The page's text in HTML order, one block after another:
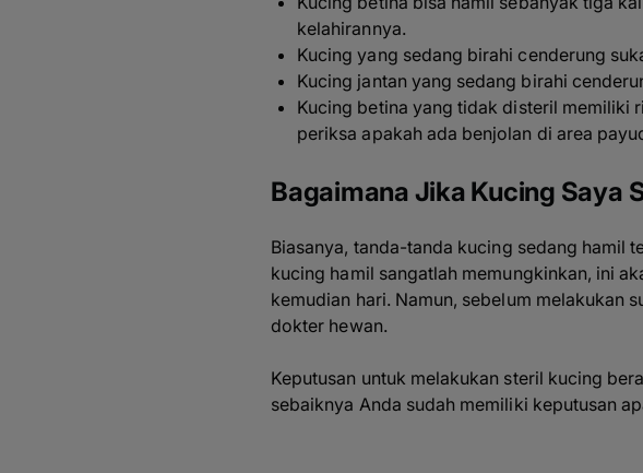
kelahirannya.
Kucing yang sedang birahi cenderung
Kucing jantan yang sedang birahi
Kucing betina yang tidak disteril memiliki
periksa apakah ada benjolan di area
Bagaimana Jika Kucing Saya
Biasanya, tanda-tanda kucing sedang hamil
kucing hamil sangatlah memungkinkan, ini
kemudian hari. Namun, sebelum melakukan
dokter hewan.
Keputusan untuk melakukan steril kucing
sebaiknya Anda sudah memiliki keputusan